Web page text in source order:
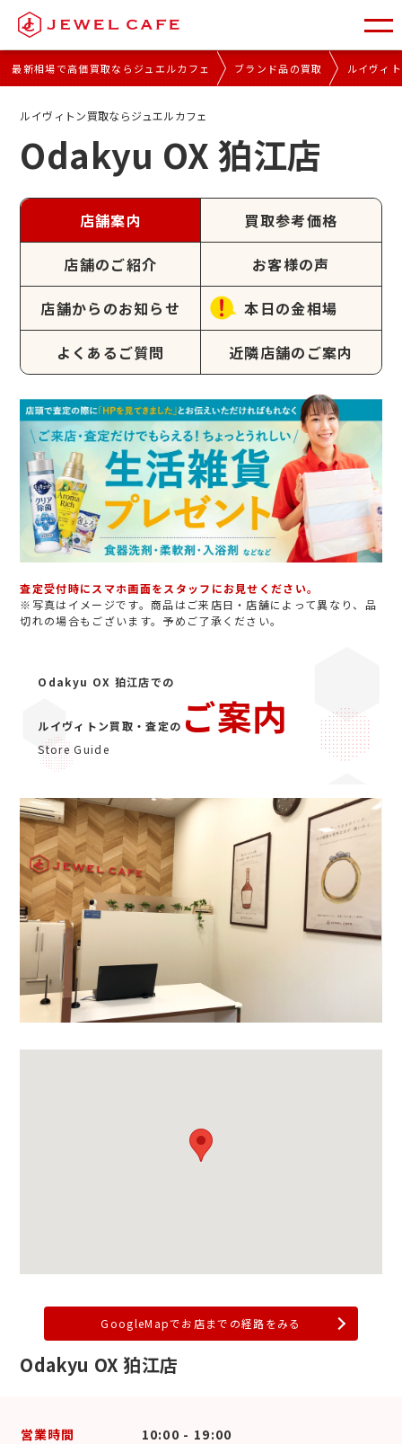
最新相場で高価買取ならジュエルカフェ ブランド品の買取 ルイヴィ
ルイヴィトン買取ならジュエルカフェ
Odakyu OX 狛江店
店舗案内 買取参考価格
店舗のご紹介 お客様の声
店舗からのお知らせ 本日の金相場
よくあるご質問 近隣店舗のご案内
査定受付時にスマホ画面をスタッフにお見せください。
※写真はイメージです。商品はご来店日・店舗によって異なり、品
切れの場合もございます。予めご了承ください。
Odakyu OX 狛江店での
ルイヴィトン買取・査定の ご案内
Store Guide
GoogleMapでお店までの経路をみる
Odakyu OX 狛江店
営業時間 10:00 - 19:00